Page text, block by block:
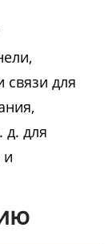
связи для
д. для
и